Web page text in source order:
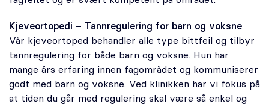
Kjeveortopedi – Tannregulering for barn og voksne
Vår kjeveortoped behandler alle type bittfeil og tilbyr
tannregulering for både barn og voksne. Hun har
mange års erfaring innen fagområdet og kommuniserer
godt med barn og voksne. Ved klinikken har vi fokus på
at tiden du går med regulering skal være så enkel og